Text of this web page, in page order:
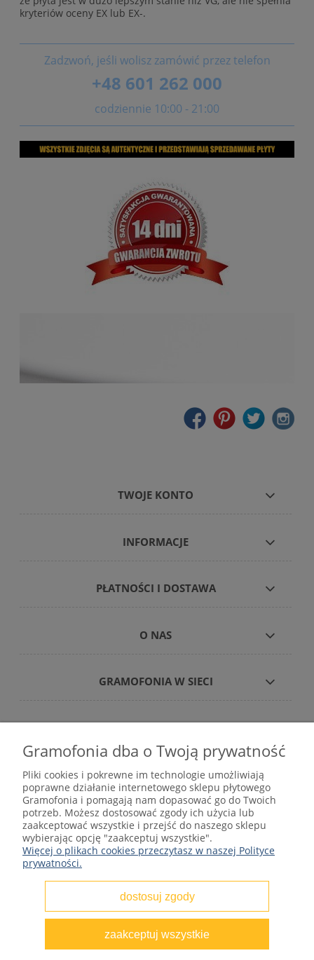
kryteriów oceny EX lub EX-.
Zadzwoń, jeśli wolisz zamówić przez telefon
+48 601 262 000
codziennie 10:00 - 21:00
TWOJE KONTO
INFORMACJE
PŁATNOŚCI I DOSTAWA
O NAS
GRAMOFONIA W SIECI
gramofonia.com
kontakt@gramofonia.info
+48 601 262 000
Copyright © 2012–2026 GRAMOFONIA
pokaż pełną wersję strony
Sklep internetowy Shoper.pl
Gramofonia dba o Twoją prywatność
Pliki cookies i pokrewne im technologie umożliwiają
poprawne działanie internetowego sklepu płytowego
Gramofonia i pomagają nam dopasować go do Twoich
potrzeb. Możesz dostosować zgody ich użycia lub
zaakceptować wszystkie i przejść do naszego sklepu
wybierając opcję "zaakceptuj wszystkie".
Więcej o plikach cookies przeczytasz w naszej Polityce
prywatności.
dostosuj zgody
zaakceptuj wszystkie